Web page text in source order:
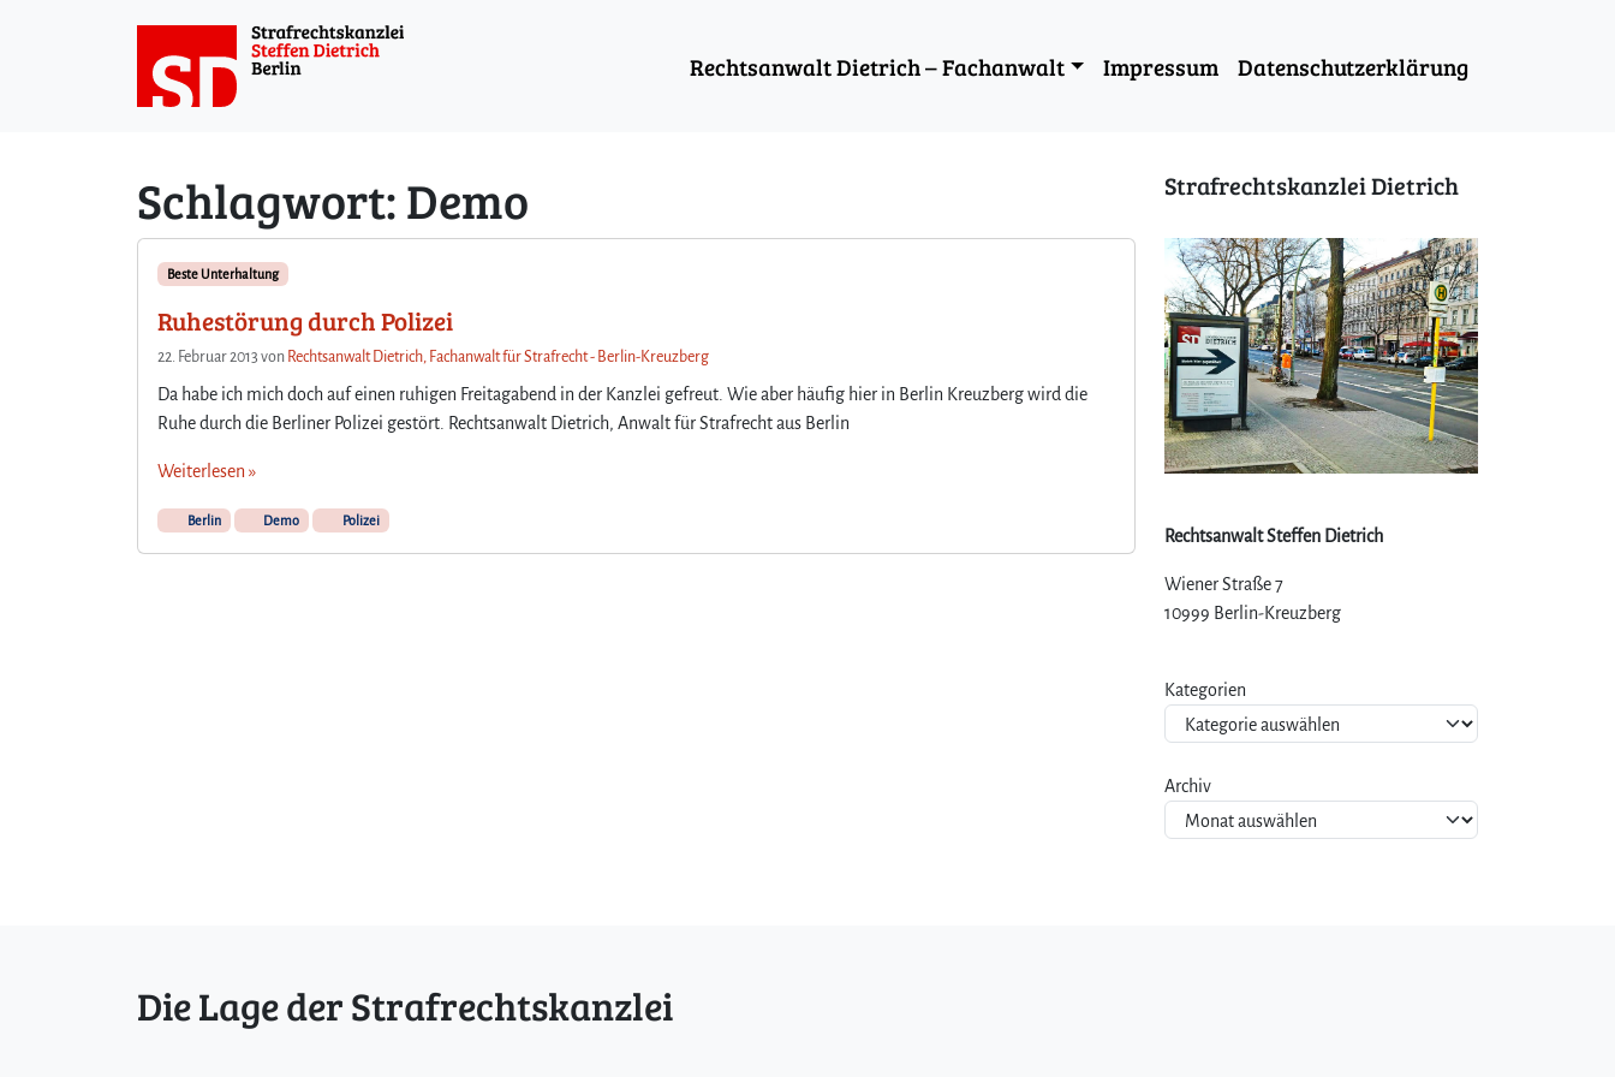
Rechtsanwalt Dietrich – Fachanwalt Impressum Datenschutzerklärung
Schlagwort:Demo
Beste Unterhaltung
Ruhestörung durch Polizei
22. Februar 2013 von Rechtsanwalt Dietrich, Fachanwalt für Strafrecht - Berlin-Kreuzberg
Da habe ich mich doch auf einen ruhigen Freitagabend in der Kanzlei gefreut. Wie aber häufig hier in Berlin Kreuzberg wird die
Ruhe durch die Berliner Polizei gestört. Rechtsanwalt Dietrich, Anwalt für Strafrecht aus Berlin
Weiterlesen »
Berlin Demo Polizei
Strafrechtskanzlei Dietrich
Rechtsanwalt Steffen Dietrich
Wiener Straße 7
10999 Berlin-Kreuzberg
Kategorien
Archiv
Die Lage der Strafrechtskanzlei